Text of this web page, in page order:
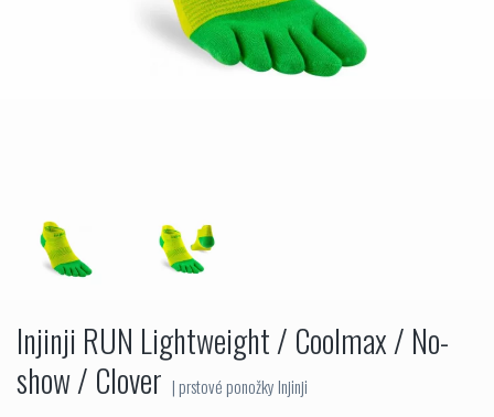
Injinji RUN Lightweight / Coolmax / No-
show / Clover | prstové ponožky Injinji